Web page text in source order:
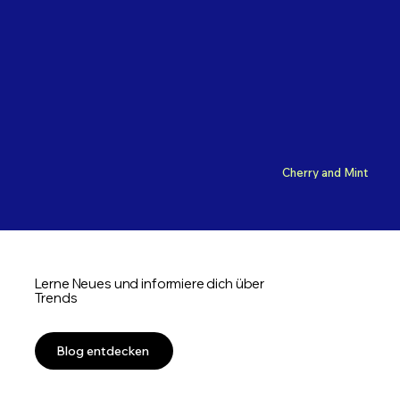
Cherry and Mint
Lerne Neues und informiere dich über
Trends
Blog entdecken